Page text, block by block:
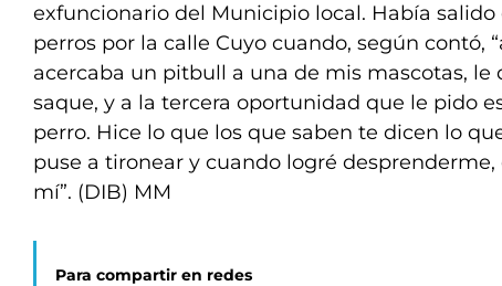
exfuncionario del Municipio local. Había salido
perros por la calle Cuyo cuando, según contó,
acercaba un pitbull a una de mis mascotas, le
saque, y a la tercera oportunidad que le pido
perro. Hice lo que los que saben te dicen lo
puse a tironear y cuando logré desprenderme,
mí”. (DIB) MM
Para compartir en redes